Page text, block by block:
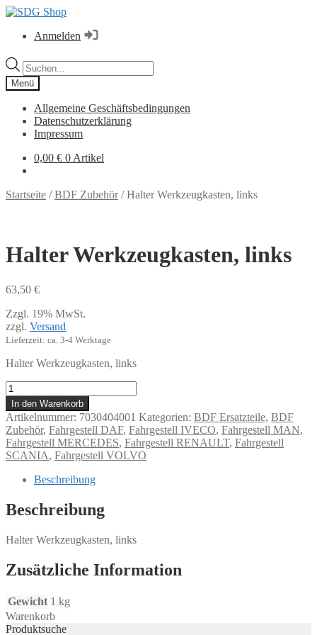
Zur
springen
Zum
springenAnmelden
Products
search
Menü
Allgemeine Geschäftsbedingungen
Datenschutzerklärung
Impressum
0,00 € 0 Artikel
Startseite /BDF Zubehör/Halter Werkzeugkasten, links
Halter Werkzeugkasten, links
63,50 €
Zzgl. 19% MwSt.
zzgl. Versand
Lieferzeit: ca. 3-4 Werktage
Halter Werkzeugkasten, links
Halter
Werkzeugkasten,
links
Menge
In den Warenkorb
Artikelnummer: 7030404001 Kategorien: BDF Ersatzteile, BDF
Zubehör, Fahrgestell DAF, Fahrgestell IVECO, Fahrgestell MAN,
Fahrgestell MERCEDES, Fahrgestell RENAULT, Fahrgestell
SCANIA, Fahrgestell VOLVO
Beschreibung
Beschreibung
Halter Werkzeugkasten, links
Zusätzliche Information
Gewicht 1 kg
Warenkorb
Produktsuche